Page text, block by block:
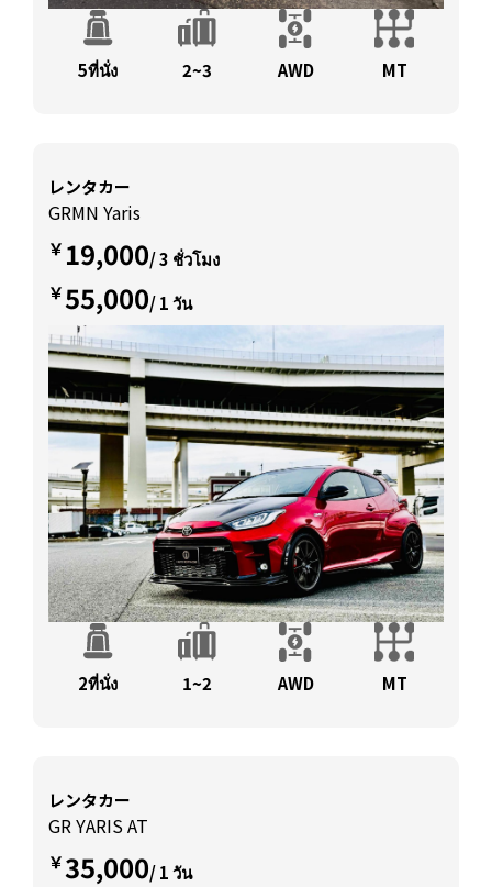
5ที่นั่ง 2~3 AWD MT
レンタカー
GRMN Yaris
￥ 19,000/ 3 ชั่วโมง
￥55,000/ 1 วัน
2ที่นั่ง 1~2 AWD MT
レンタカー
GR YARIS AT
￥35,000/ 1 วัน